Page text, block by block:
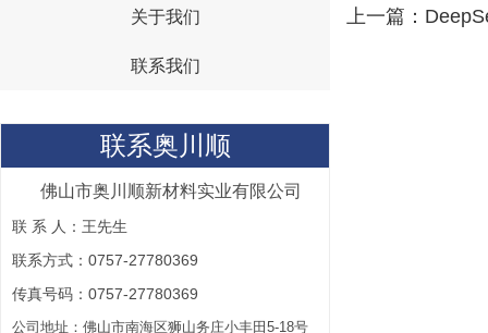
关于我们
联系我们
联系奥川顺
佛山市奥川顺新材料实业有限公司
联 系 人：王先生
联系方式：0757-27780369
传真号码：0757-27780369
公司地址：佛山市南海区狮山务庄小丰田5-18号
上一篇：